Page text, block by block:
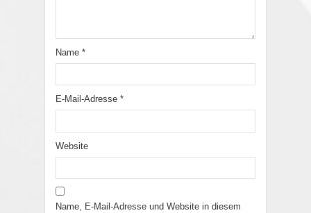
Name *
E-Mail-Adresse *
Website
Name, E-Mail-Adresse und Website in diesem